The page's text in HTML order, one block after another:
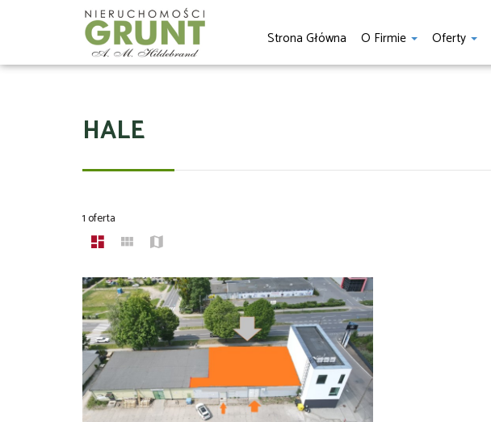
Strona Główna O Firmie Oferty
HALE
1 oferta